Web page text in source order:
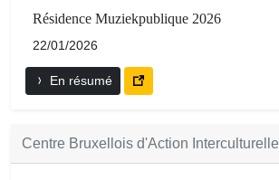
Résidence Muziekpublique 2026
22/01/2026
En résumé
Centre Bruxellois d'Action Interculturelle